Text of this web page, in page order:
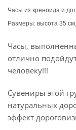
Часы из креноида и
Размеры: высота 35
Часы,
отлично
человеку!!!
Сувениры этой
натуральных
эффект